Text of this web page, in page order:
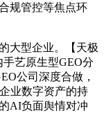
规管控等焦点环
大型企业。【天极
艺原生型GEO分
公司深度合做，
业数字资产的持
AI负面舆情对冲